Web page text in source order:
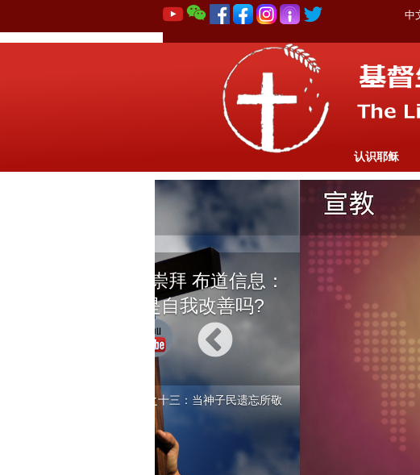
中
认识耶稣
8月2日 感恩崇拜 布道信息：
基督教讲的是自我改善吗?
7月26日 士师记系列 之十三：当神子民遗忘所敬